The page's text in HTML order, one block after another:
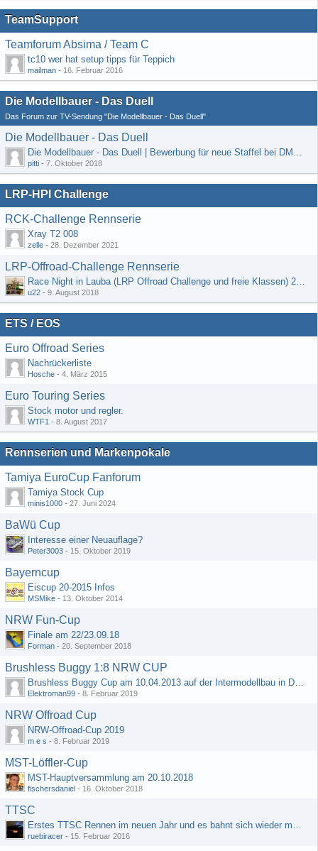
TeamSupport
Teamforum Absima / Team C
tc10 wer hat setup tipps für Teppich
mailman - 16. Februar 2016
Die Modellbauer - Das Duell
Das Forum zur TV-Sendung "Die Modellbauer - Das Duell"
Die Modellbauer - Das Duell
Die Modellbauer - Das Duell | Bewerbung für neue Staffel bei DMAX *Werbung*
pitti - 7. Oktober 2018
LRP-HPI Challenge
RCK-Challenge Rennserie
Xray T2 008
zelle - 28. Dezember 2021
LRP-Offroad-Challenge Rennserie
Race Night in Lauba (LRP Offroad Challenge und freie Klassen) 25/26.08
u22 - 9. August 2018
ETS / EOS
Euro Offroad Series
Nachrückerliste
Hosche - 4. März 2015
Euro Touring Series
Stock motor und regler.
WTF1 - 8. August 2017
Rennserien und Markenpokale
Tamiya EuroCup Fanforum
Tamiya Stock Cup
minis1000 - 27. Juni 2024
BaWü Cup
Interesse einer Neuauflage?
Peter3003 - 15. Oktober 2019
Bayerncup
Eiscup 20-2015 Infos
MSMike - 13. Oktober 2014
NRW Fun-Cup
Finale am 22/23.09.18
Forman - 20. September 2018
Brushless Buggy 1:8 NRW CUP
Brushless Buggy Cup am 10.04.2013 auf der Intermodellbau in Dortmund
Elektroman99 - 8. Februar 2019
NRW Offroad Cup
NRW-Offroad-Cup 2019
m e s - 8. Februar 2019
MST-Löffler-Cup
MST-Hauptversammlung am 20.10.2018
fischersdaniel - 16. Oktober 2018
TTSC
Erstes TTSC Rennen im neuen Jahr und es bahnt sich wieder mal eine Rekordteilnehmerzahl an
ruebiracer - 15. Februar 2016